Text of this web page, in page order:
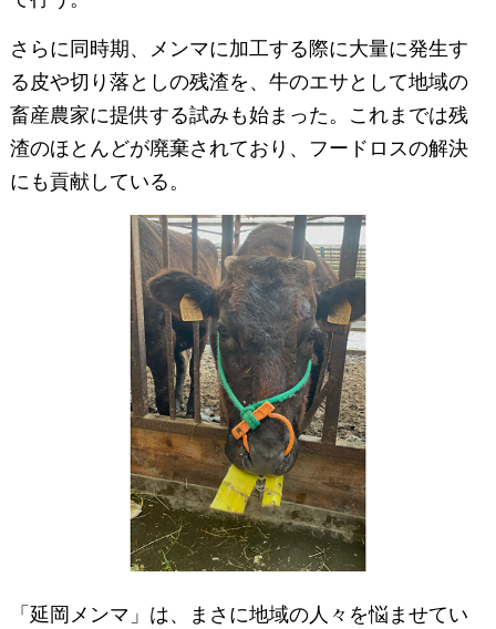
さらに同時期、メンマに加工する際に大量に発生す
る皮や切り落としの残渣を、牛のエサとして地域の
畜産農家に提供する試みも始まった。これまでは残
渣のほとんどが廃棄されており、フードロスの解決
にも貢献している。
「延岡メンマ」は、まさに地域の人々を悩ませてい